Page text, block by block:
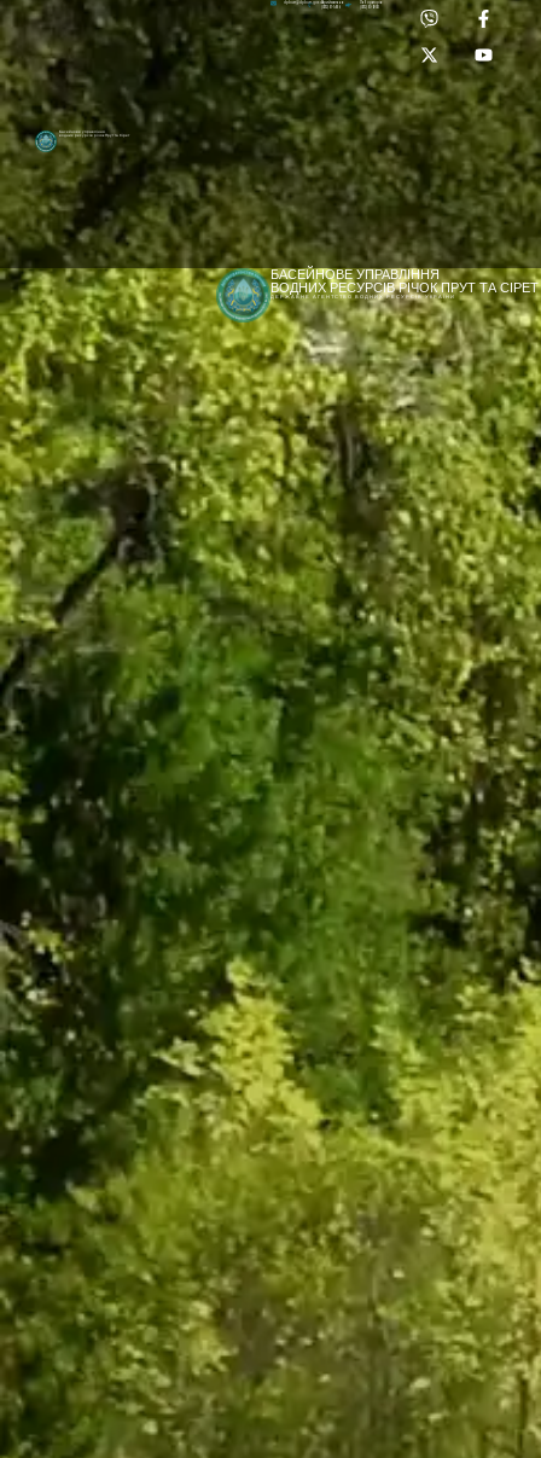
[newyear_garland]
Басейнове управління
водних ресурсів річок Прут та Сірет
Лабораторія:
(0372) 53-92-00
dpbuvr@dpbuvr.gov.uaПриймальня:
(0372) 51-14-56
БАСЕЙНОВЕ УПРАВЛІННЯ
ВОДНИХ РЕСУРСІВ РІЧОК ПРУТ ТА СІРЕТ
ДЕРЖАВНЕ АГЕНТСТВО ВОДНИХ РЕСУРСІВ УКРАЇНИ